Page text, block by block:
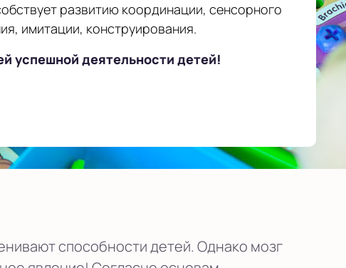
развитию координации, сенсорного
имитации, конструирования.
успешной деятельности детей!
способности детей. Однако мозг